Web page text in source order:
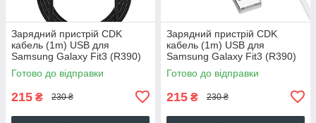
Зарядний пристрій CDK
кабель (1m) USB для
Samsung Galaxy Fit3 (R390)
(011938) (black)
Готово до відправки
215 ₴ 230 ₴
Зарядний пристрій CDK
кабель (1m) USB для
Samsung Galaxy Fit3 (R390)
(011938) (white)
Готово до відправки
215 ₴ 230 ₴